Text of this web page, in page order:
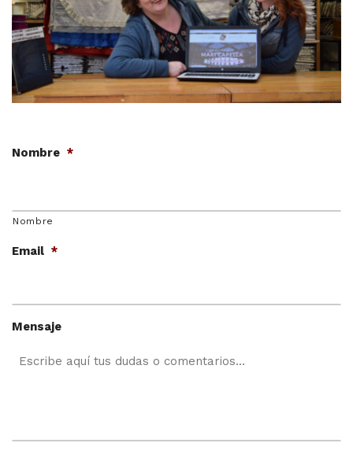
CONFECCIÓN PROPIA
Delantales chocolateros
Conjuntos Batista
¡No te pierdas nuestras ofertas!
Nombre *
Nombre
Email *
Mensaje